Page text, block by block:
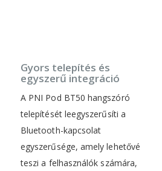
Gyors telepítés és
egyszerű integráció
A PNI Pod BT50 hangszóró
telepítését leegyszerűsíti a
Bluetooth-kapcsolat
egyszerűsége, amely lehetővé
teszi a felhasználók számára,